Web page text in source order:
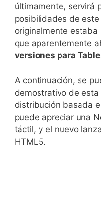
últimamente, servirá
posibilidades de
originalmente
que aparentemente
versiones para
A continuación, se
demostrativo de
distribución basada
puede apreciar una
táctil, y el nuevo
HTML5.